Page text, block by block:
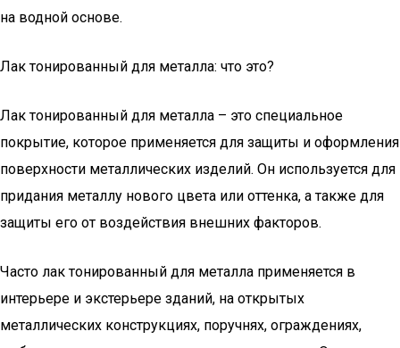
на водной основе.
Лак тонированный для металла: что это?
Лак тонированный для металла – это специальное
покрытие, которое применяется для защиты и оформления
поверхности металлических изделий. Он используется для
придания металлу нового цвета или оттенка, а также для
защиты его от воздействия внешних факторов.
Часто лак тонированный для металла применяется в
интерьере и экстерьере зданий, на открытых
металлических конструкциях, поручнях, ограждениях,